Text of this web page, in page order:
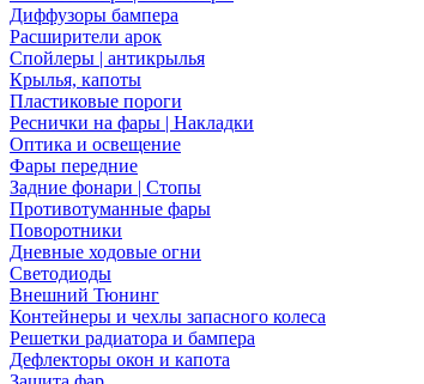
Диффузоры бампера
Расширители арок
Спойлеры | антикрылья
Крылья, капоты
Пластиковые пороги
Реснички на фары | Накладки
Оптика и освещение
Фары передние
Задние фонари | Стопы
Противотуманные фары
Поворотники
Дневные ходовые огни
Светодиоды
Внешний Тюнинг
Контейнеры и чехлы запасного колеса
Решетки радиатора и бампера
Дефлекторы окон и капота